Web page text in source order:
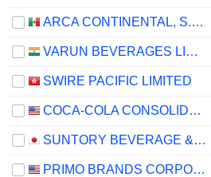
ARCA CONTINENTAL, S.A.B. DE C.V.
VARUN BEVERAGES LIMITED
SWIRE PACIFIC LIMITED
COCA-COLA CONSOLIDATED, INC.
SUNTORY BEVERAGE & FOOD LIMITED
PRIMO BRANDS CORPORATION